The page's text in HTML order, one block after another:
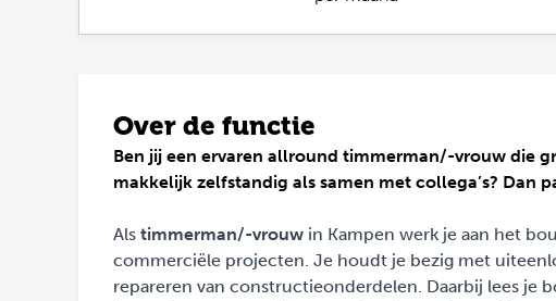
Over de functie
Ben jij een ervaren allround timmerman/-vrouw die
makkelijk zelfstandig als samen met collega’s? Dan
Als timmerman/-vrouw in Kampen werk je aan het
commerciële projecten. Je houdt je bezig met
repareren van constructieonderdelen. Daarbij lees je